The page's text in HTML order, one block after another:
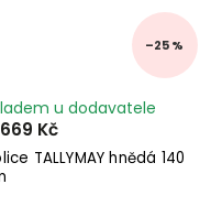
–25 %
TALLYMAY hnědá 140
u dodavatele
Kč